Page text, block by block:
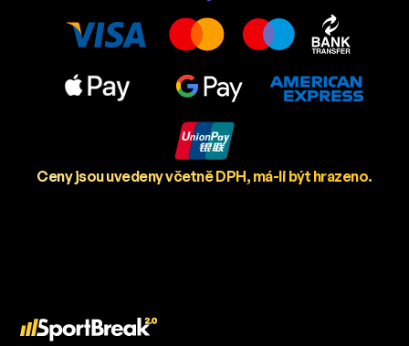
Ceny jsou uvedeny včetně DPH, má-li být hrazeno.